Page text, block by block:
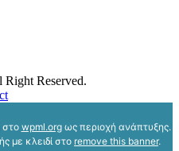
Reserved.
στο wpml.orgως περιοχή ανάπτυξης.
με κλειδί στο remove this banner.